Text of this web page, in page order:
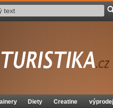
Diety Creatine výprodej